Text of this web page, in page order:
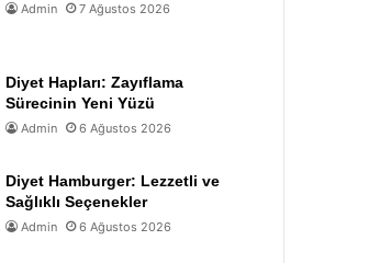
Admin 7 Ağustos 2026
Diyet Hapları: Zayıflama
Sürecinin Yeni Yüzü
Admin 6 Ağustos 2026
Diyet Hamburger: Lezzetli ve
Sağlıklı Seçenekler
Admin 6 Ağustos 2026